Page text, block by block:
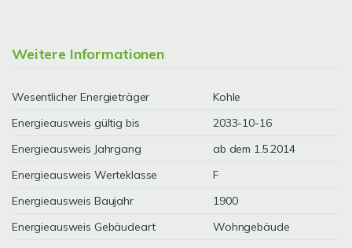
Weitere Informationen
Wesentlicher Energieträger
Kohle
Energieausweis gültig bis
2033-10-16
Energieausweis Jahrgang
ab dem 1.5.2014
Energieausweis Werteklasse
F
Energieausweis Baujahr
1900
Energieausweis Gebäudeart
Wohngebäude